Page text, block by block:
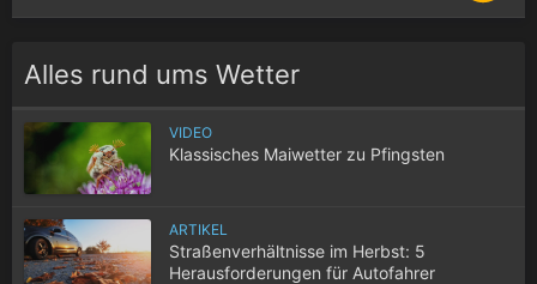
Alles rund ums Wetter
VIDEO
Klassisches Maiwetter zu Pfingsten
ARTIKEL
Straßenverhältnisse im Herbst: 5
Herausforderungen für Autofahrer